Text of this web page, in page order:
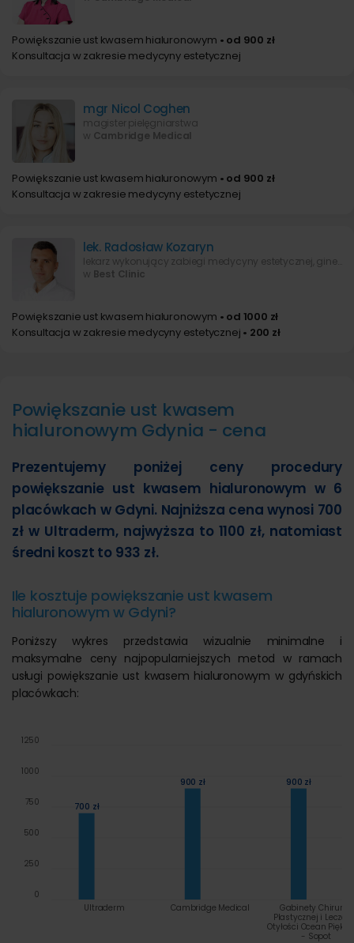
Powiększanie ust kwasem hialuronowym • od 900 zł
Konsultacja w zakresie medycyny estetycznej
mgr Nicol Coghen
magister pielęgniarstwa
w Cambridge Medical
Powiększanie ust kwasem hialuronowym • od 900 zł
Konsultacja w zakresie medycyny estetycznej
lek. Radosław Kozaryn
lekarz wykonujący zabiegi medycyny estetycznej, ginekolog-położnik
w Best Clinic
Powiększanie ust kwasem hialuronowym • od 1000 zł
Konsultacja w zakresie medycyny estetycznej • 200 zł
Powiększanie ust kwasem
hialuronowym Gdynia - cena
Prezentujemy poniżej ceny procedury
powiększanie ust kwasem hialuronowym w 6
placówkach w Gdyni. Najniższa cena wynosi 700
zł w Ultraderm, najwyższa to 1100 zł, natomiast
średni koszt to 933 zł.
Ile kosztuje powiększanie ust kwasem
hialuronowym w Gdyni?
Poniższy wykres przedstawia wizualnie minimalne i
maksymalne ceny najpopularniejszych metod w ramach
usługi powiększanie ust kwasem hialuronowym w gdyńskich
placówkach:
700 zł
900 zł 900 zł
Ultraderm Cambridge Medical
Gabinety Chirurgii
Plastycznej i
Otyłości Ocean
- Sopot
0
250
500
750
1000
1250